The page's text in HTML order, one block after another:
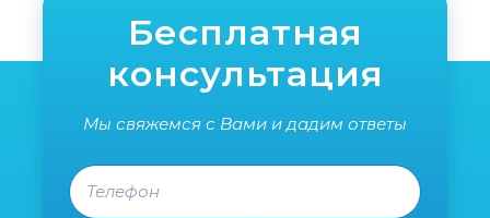
Бесплатная
консультация
Мы свяжемся с Вами и дадим ответы
Телефон